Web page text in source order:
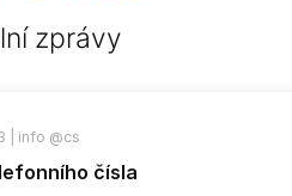
zprávy
| info @cs
čísla